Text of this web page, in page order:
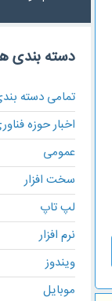
دسته بندی
تمامی دسته
اخبار حوزه
عمومی
سخت افزار
لپ تاپ
نرم افزار
ویندوز
موبایل